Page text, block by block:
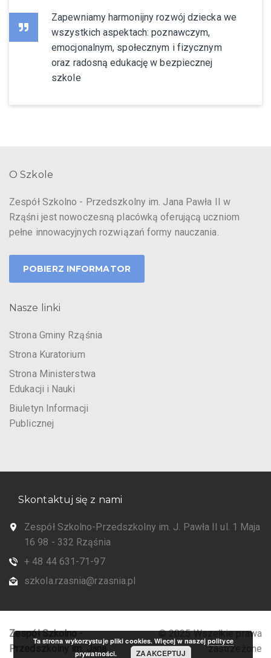
Zapewniamy harmonijny rozwój dziecka we
wszystkich aspektach: poznawczym,
emocjonalnym, społecznym i fizycznym
oraz radosną edukację w bezpiecznej
szkole
O Szkole
Zespół Szkolno - Przedszkolny im. Jana Pawła II w
Rząśni jest nowoczesną placówką oferującą uczniom
pełne innowacyjnych rozwiązań formy nauczania.
POBIERZ INFORMATOR
Nasze linki
Strona Gminy Rząśnia
Strona Kuratorium
Strona Ministerstwa
Edukacji i Nauki
Biuletyn Informacji
Publicznej
Skontaktuj się z nami
Zespół Szkolno-Przedszkolny im. J. Pawła II ul. 1 Maja
16 98 - 332 Rząśnia
+ 48 44 631-71-97
szkola.rzasnia@rzasnia.pl
Zespół Szkolno -
Przedszkolny im. Jana
© 2025 Wszelkie prawa
zastrzeżone
Ta strona wykorzystuje pliki cookies. Więcej w naszej polityce
prywatności.
ZAAKCEPTUJ